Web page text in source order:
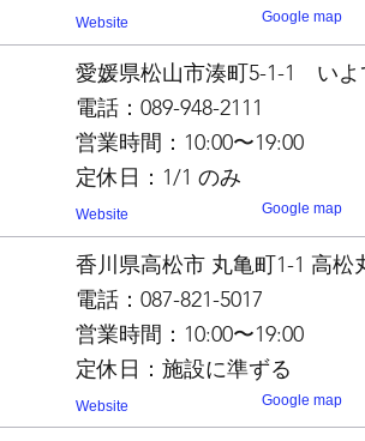
Website Google map
愛媛県松山市湊町5-1-1 いよ
電話：089-948-2111
営業時間：10:00〜19:00
定休日：1/1 のみ
Website Google map
香川県高松市 丸亀町1-1 高松
電話：087-821-5017
営業時間：10:00〜19:00
定休日：施設に準ずる
Website Google map